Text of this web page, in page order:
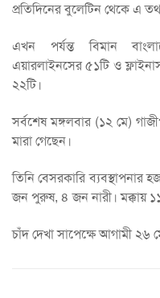
প্রতিদিনের বুলেটিন থেকে এ
এখন পর্যন্ত বিমান
এয়ারলাইনসের ৫১টি ও
২২টি।
সর্বশেষ মঙ্গলবার (১২ মে)
মারা গেছেন।
তিনি বেসরকারি ব্যবস্থাপনার
জন পুরুষ, ৪ জন নারী। মক্কায়
চাঁদ দেখা সাপেক্ষে আগামী ২৬